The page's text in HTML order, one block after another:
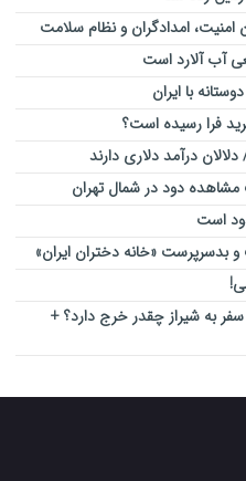
امنیت، امدادگران و نظام سلامت
آب آلارد است
با ایران
فرا رسیده است؟
درآمد دلاری دارند
دود در شمال تهران
بدسرپرست «خانه دختران ایران»
به شیراز چقدر خرج دارد؟ +